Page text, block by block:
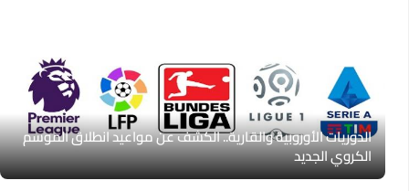
الدوريات الأوروبية والقارية.. الكشف عن مواعيد انطلاق الموسم
الكروي الجديد